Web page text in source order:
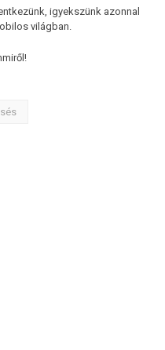
igyekszünk azonnal
világban.